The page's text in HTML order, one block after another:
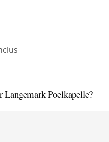
Langemark Poelkapelle?